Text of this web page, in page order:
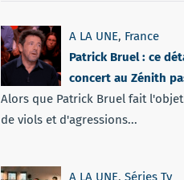
A LA UNE, France
Patrick Bruel : ce
concert au Zénith
Alors que Patrick Bruel fait
de viols et d'agressions...
A LA UNE, Séries Tv